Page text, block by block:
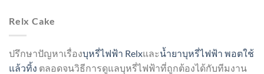
Relx Cake
ปรึกษาปัญหาเรื่องบุหรี่ไฟฟ้า Relxและน้ำยาบุหรี่ไฟฟ้า พอตใช้
แล้วทิ้ง ตลอดจนวิธีการดูแลบุหรี่ไฟฟ้าที่ถูกต้องได้กับทีมงาน